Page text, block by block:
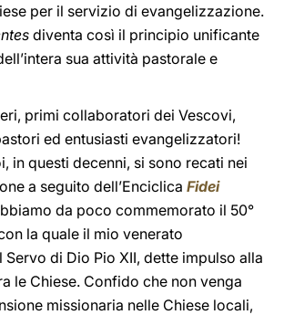
per il servizio di evangelizzazione.
diventa così il principio unificante
sua attività pastorale e
primi collaboratori dei Vescovi,
ed entusiasti evangelizzatori!
in questi decenni, si sono recati nei
a seguito dell’Enciclica Fidei
da poco commemorato il 50°
la quale il mio venerato
Servo di Dio Pio XII, dette impulso alla
le Chiese. Confido che non venga
missionaria nelle Chiese locali,